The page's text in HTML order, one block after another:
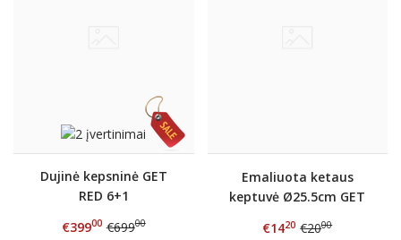
Dujinė kepsninė GET
RED 6+1
€39900 €69900
Emaliuota ketaus
keptuvė Ø25.5cm GET
€1420 €2000